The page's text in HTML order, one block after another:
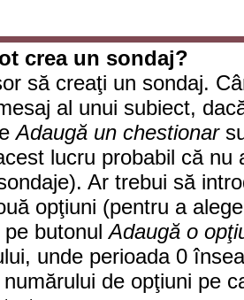
crea un sondaj?
să creaţi un sondaj.
al unui subiect,
Adaugă un chestionar
lucru probabil că nu
Ar trebui să
opţiuni (pentru a
pe butonulAdaugă o
unde perioada 0
de opţiuni pe